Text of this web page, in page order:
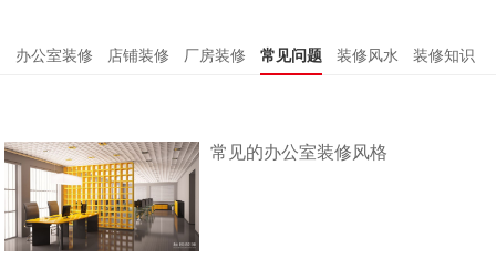
办公室装修 店铺装修 厂房装修 常见问题 装修风水 装修知识
常见的办公室装修风格